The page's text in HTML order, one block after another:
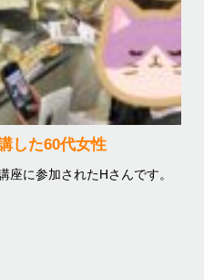
した60代女性
に参加されたHさんです。